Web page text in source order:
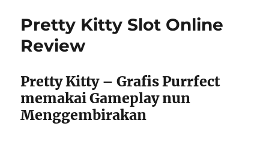
Pretty Kitty Slot Online
Review
Pretty Kitty – Grafis Purrfect
memakai Gameplay nun
Menggembirakan